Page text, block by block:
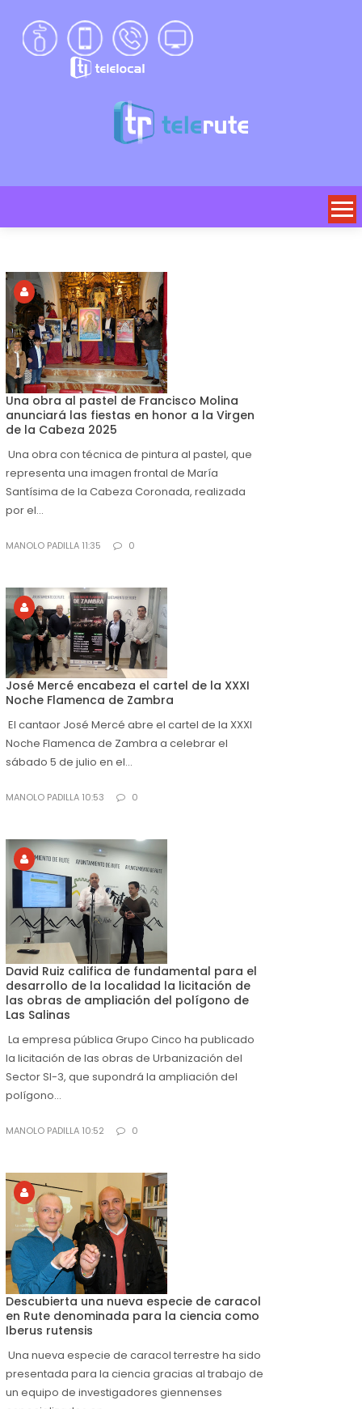
Una obra al pastel de Francisco Molina
anunciará las fiestas en honor a la Virgen
de la Cabeza 2025
Una obra con técnica de pintura al pastel, que
representa una imagen frontal de María
Santísima de la Cabeza Coronada, realizada
por el...
MANOLO PADILLA 11:35 0
José Mercé encabeza el cartel de la XXXI
Noche Flamenca de Zambra
El cantaor José Mercé abre el cartel de la XXXI
Noche Flamenca de Zambra a celebrar el
sábado 5 de julio en el...
MANOLO PADILLA 10:53 0
David Ruiz califica de fundamental para el
desarrollo de la localidad la licitación de
las obras de ampliación del polígono de
Las Salinas
La empresa pública Grupo Cinco ha publicado
la licitación de las obras de Urbanización del
Sector SI-3, que supondrá la ampliación del
polígono...
MANOLO PADILLA 10:52 0
Descubierta una nueva especie de caracol
en Rute denominada para la ciencia como
Iberus rutensis
Una nueva especie de caracol terrestre ha sido
presentada para la ciencia gracias al trabajo de
un equipo de investigadores giennenses